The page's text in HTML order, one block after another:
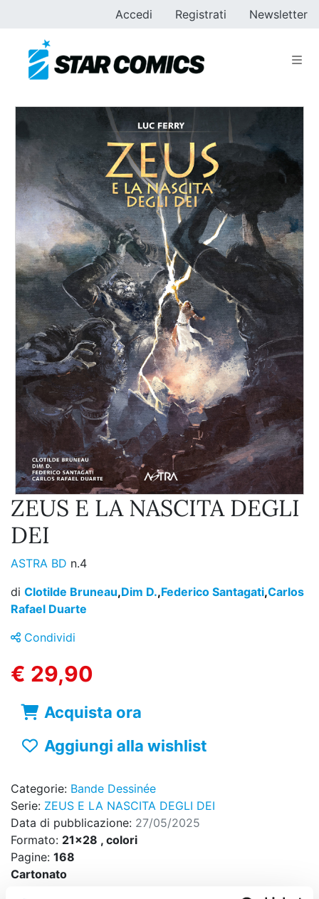
Accedi Registrati Newsletter
ZEUS E LA NASCITA DEGLI
DEI
ASTRA BD n.4
di Clotilde Bruneau,Dim D.,Federico Santagati,Carlos
Rafael Duarte
Condividi
€ 29,90
Acquista ora
Aggiungi alla wishlist
Categorie: Bande Dessinée
Serie: ZEUS E LA NASCITA DEGLI DEI
Data di pubblicazione: 27/05/2025
Formato: 21x28 , colori
Pagine: 168
Cartonato